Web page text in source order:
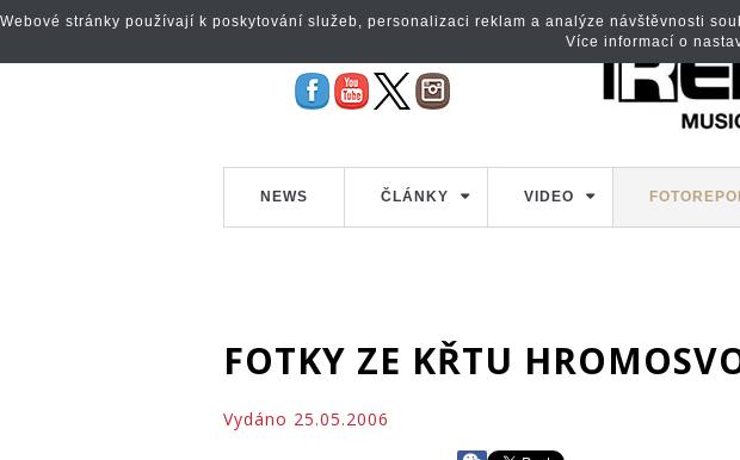
NEWS ČLÁNKY VIDEO
FOTKY ZE KŘTU
Vydáno 25.05.2006
Webové stránky používají k poskytování služeb, personalizaci reklam a analýze návštěvnosti
Více informací o